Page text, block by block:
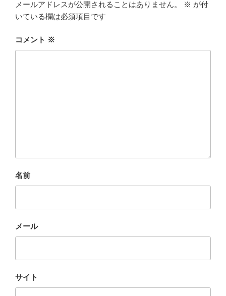
メールアドレスが公開されることはありません。 ※ が付
いている欄は必須項目です
コメント ※
名前
メール
サイト